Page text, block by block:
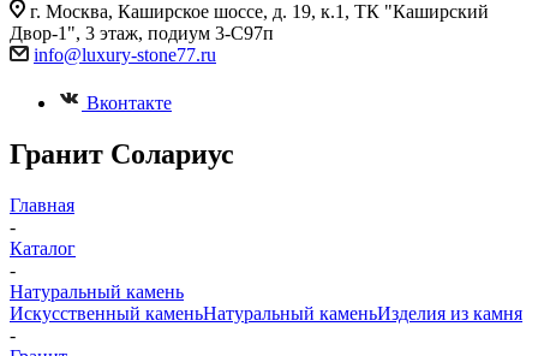
г. Москва, Каширское шоссе, д. 19, к.1, ТК "Каширский
Двор-1", 3 этаж, подиум 3-С97п
info@luxury-stone77.ru
Вконтакте
Гранит Солариус
Главная
-
Каталог
-
Натуральный камень
Искусственный каменьНатуральный каменьИзделия из камня
-